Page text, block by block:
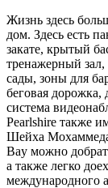
Жизнь здесь
дом. Здесь есть
закате, крытый
тренажерный
сады, зоны для
беговая
система
Pearlshire также
Шейха
Bay можно
а также легко
международного